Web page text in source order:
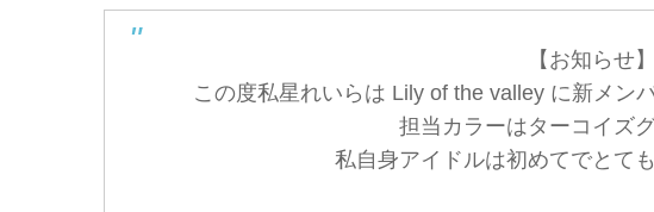
【お知らせ】
この度私星れいらは Lily of the valley に新メン
担当カラーはターコイズ
私自身アイドルは初めてでとて